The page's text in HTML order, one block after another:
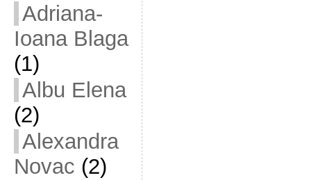
Adriana-
Ioana Blaga
(1)
Albu Elena
(2)
Alexandra
Novac (2)